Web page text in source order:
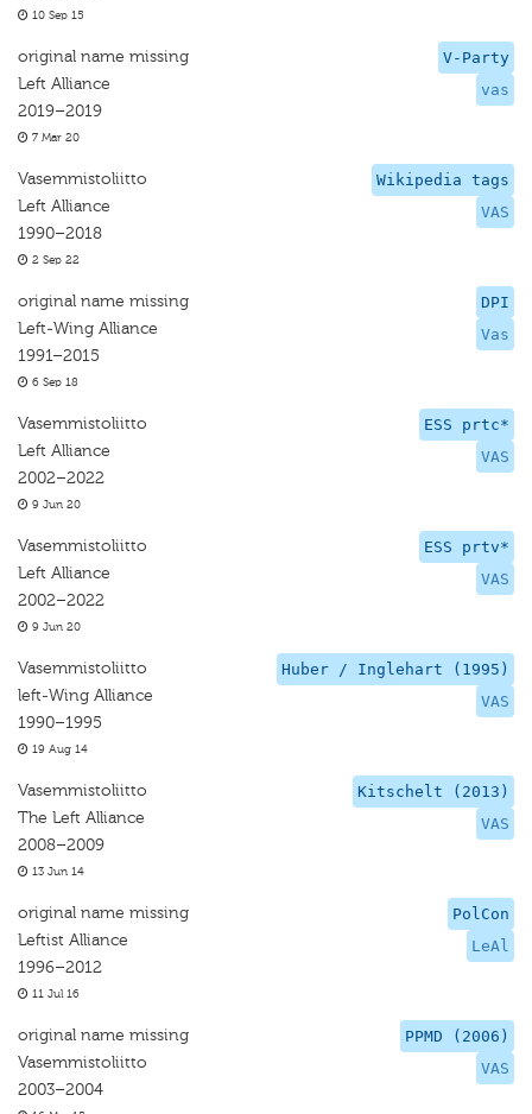
10 Sep 15
V-Party
vas
original name missing
Left Alliance
2019–2019
7 Mar 20
Wikipedia tags
VAS
Vasemmistoliitto
Left Alliance
1990–2018
2 Sep 22
DPI
Vas
original name missing
Left-Wing Alliance
1991–2015
6 Sep 18
ESS prtc*
VAS
Vasemmistoliitto
Left Alliance
2002–2022
9 Jun 20
ESS prtv*
VAS
Vasemmistoliitto
Left Alliance
2002–2022
9 Jun 20
Huber / Inglehart (1995)
VAS
Vasemmistoliitto
left-Wing Alliance
1990–1995
19 Aug 14
Kitschelt (2013)
VAS
Vasemmistoliitto
The Left Alliance
2008–2009
13 Jun 14
PolCon
LeAl
original name missing
Leftist Alliance
1996–2012
11 Jul 16
PPMD (2006)
VAS
original name missing
Vasemmistoliitto
2003–2004